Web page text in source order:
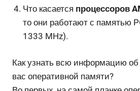
Что касается процессоров
то они работают с памятью
1333 MHz).
Как узнать всю информацию об
вас оперативной памяти?